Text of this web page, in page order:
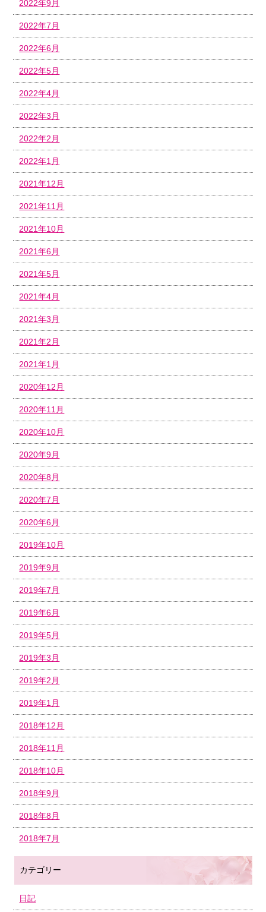
2022年9月
2022年7月
2022年6月
2022年5月
2022年4月
2022年3月
2022年2月
2022年1月
2021年12月
2021年11月
2021年10月
2021年6月
2021年5月
2021年4月
2021年3月
2021年2月
2021年1月
2020年12月
2020年11月
2020年10月
2020年9月
2020年8月
2020年7月
2020年6月
2019年10月
2019年9月
2019年7月
2019年6月
2019年5月
2019年3月
2019年2月
2019年1月
2018年12月
2018年11月
2018年10月
2018年9月
2018年8月
2018年7月
カテゴリー
日記